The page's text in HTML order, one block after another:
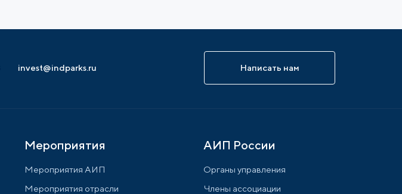
invest@indparks.ru Написать нам
Мероприятия
Мероприятия АИП
Мероприятия отрасли
АИП России
Органы управления
Члены ассоциации